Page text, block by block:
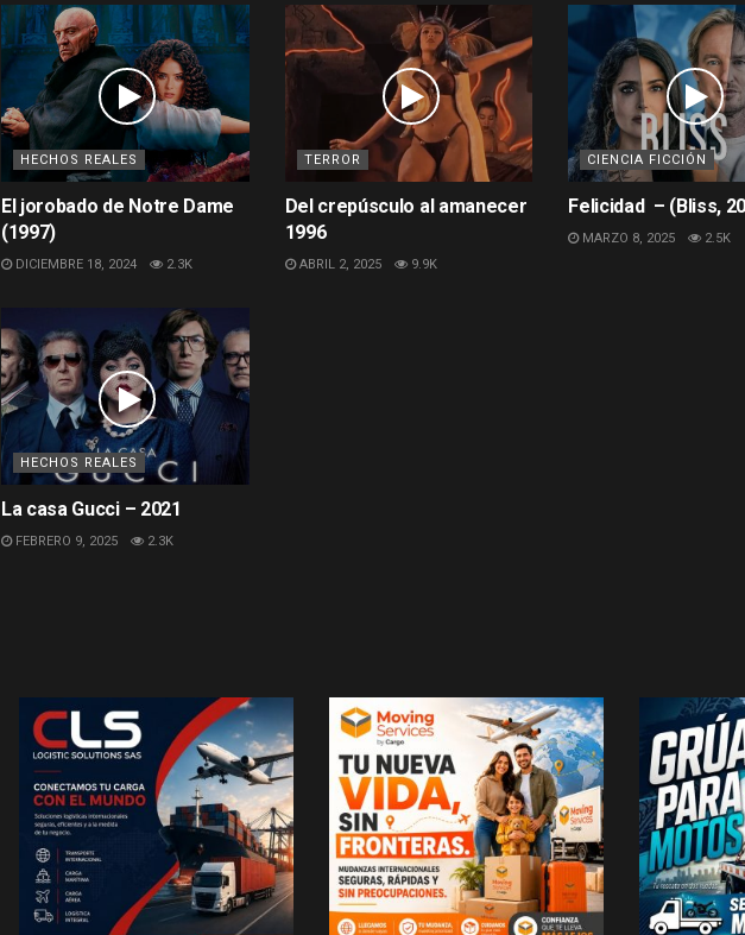
HECHOS REALES
El jorobado de Notre Dame
(1997)
DICIEMBRE 18, 2024 2.3K
TERROR
Del crepúsculo al amanecer
1996
ABRIL 2, 2025 9.9K
CIENCIA FICCIÓN
Felicidad – (Bliss,
MARZO 8, 2025 2.5K
HECHOS REALES
La casa Gucci – 2021
FEBRERO 9, 2025 2.3K